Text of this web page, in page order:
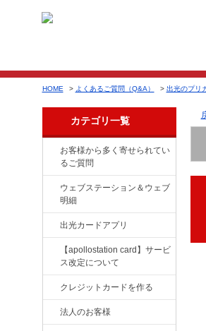
HOME > よくあるご質問（Q&A） > 出光のプリ
カテゴリ一覧
お客様から多く寄せられてい
るご質問
ウェブステーション＆ウェブ
明細
出光カードアプリ
【apollostation card】サービ
ス改定について
クレジットカードを作る
法人のお客様